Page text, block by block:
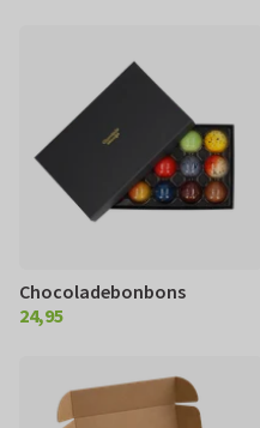
Chocoladebonbons
€ 24,95
24,95